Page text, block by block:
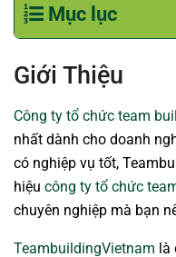
Mục lục
Giới Thiệu
Công ty tổ chức team
nhất dành cho doanh
có nghiệp vụ tốt,
hiệu công ty tổ chức
chuyên nghiệp mà bạn
TeambuildingVietnam là